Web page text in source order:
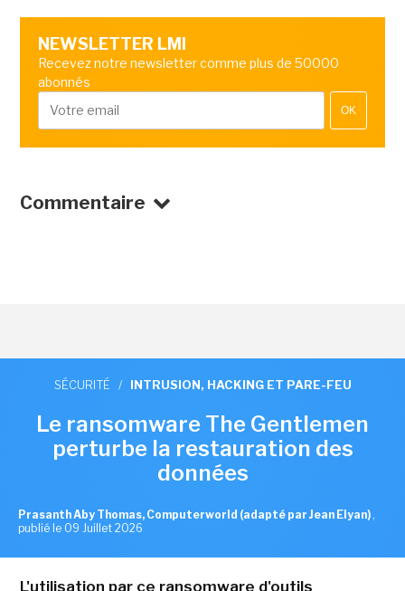
NEWSLETTER LMI
Recevez notre newsletter comme plus de 50000
abonnés
OK
Commentaire
SÉCURITÉ / INTRUSION, HACKING ET PARE-FEU
Le ransomware The Gentlemen
perturbe la restauration des
données
Prasanth Aby Thomas, Computerworld (adapté par Jean Elyan) ,
publié le 09 Juillet 2026
L'utilisation par ce ransomware d'outils